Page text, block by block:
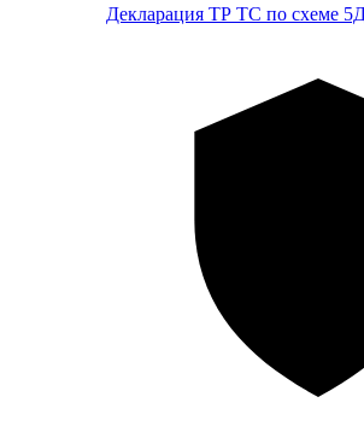
Декларация ТР ТС по схеме